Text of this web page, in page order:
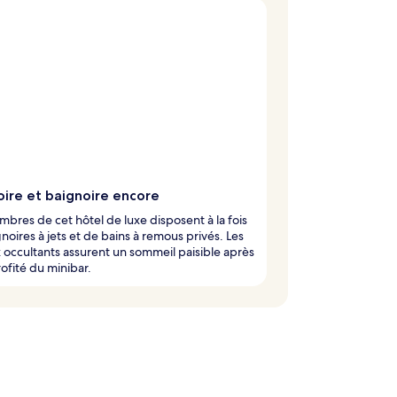
et baignoire encore
de cet hôtel de luxe disposent à la fois
à jets et de bains à remous privés. Les
assurent un sommeil paisible après
du minibar.